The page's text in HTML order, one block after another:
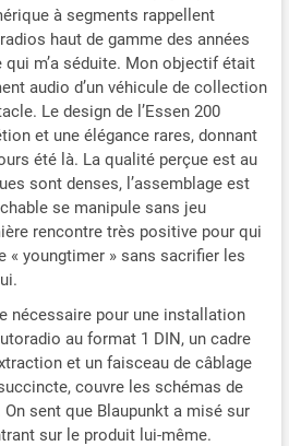
Classique), X-Bass
éclairage rouge des touches
à segments rappellent
haut de gamme des années
qui m’a séduite. Mon objectif était
audio d’un véhicule de collection
Le design de l’Essen 200
et une élégance rares, donnant
été là. La qualité perçue est au
sont denses, l’assemblage est
se manipule sans jeu
rencontre très positive pour qui
« youngtimer » sans sacrifier les
nécessaire pour une installation
au format 1 DIN, un cadre
et un faisceau de câblage
couvre les schémas de
sent que Blaupunkt a misé sur
sur le produit lui-même.